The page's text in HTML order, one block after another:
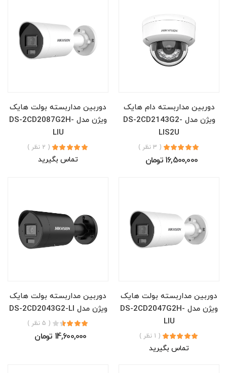
دوربین مداربسته دام هایک
ویژن مدل DS-2CD2143G2-
LIS2U
( 3 نظر )
16,500,000 تومان
دوربین مداربسته بولت هایک
ویژن مدل DS-2CD2087G2H-
LIU
( 2 نظر )
تماس بگیرید
دوربین مداربسته بولت هایک
ویژن مدل DS-2CD2047G2H-
LIU
( 1 نظر )
تماس بگیرید
دوربین مداربسته بولت هایک
ویژن مدل DS-2CD2043G2-LI
( 5 نظر )
14,600,000 تومان